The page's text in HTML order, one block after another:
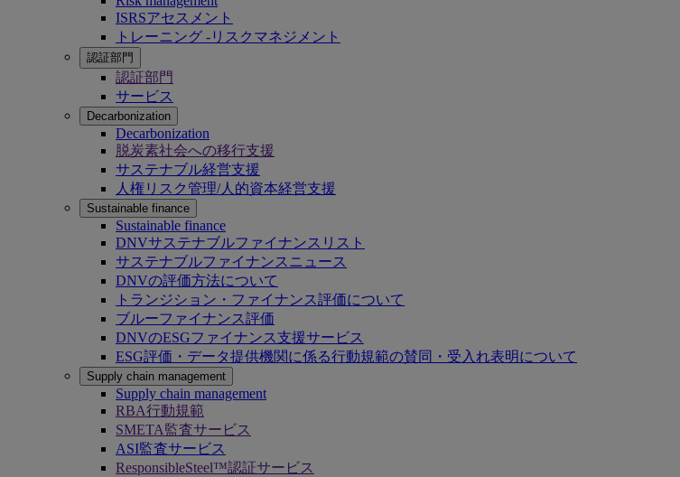
ISRSアセスメント
トレーニング -リスクマネジメント
認証部門
認証部門
サービス
Decarbonization
Decarbonization
脱炭素社会への移行支援
サステナブル経営支援
人権リスク管理/人的資本経営支援
Sustainable finance
Sustainable finance
DNVサステナブルファイナンスリスト
サステナブルファイナンスニュース
DNVの評価方法について
トランジション・ファイナンス評価について
ブルーファイナンス評価
DNVのESGファイナンス支援サービス
ESG評価・データ提供機関に係る行動規範の賛同・受入れ表明について
Supply chain management
Supply chain management
RBA行動規範
SMETA監査サービス
ASI監査サービス
ResponsibleSteel™認証サービス